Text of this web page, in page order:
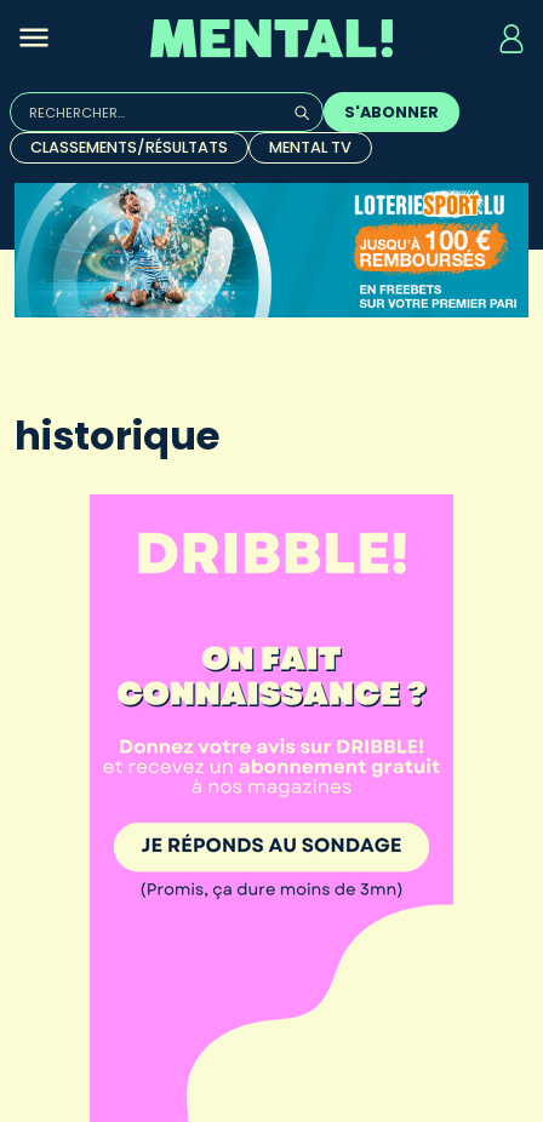
Rechercher :
Quand les résultats de l'auto-complétion sont
S'ABONNER
CLASSEMENTS/RÉSULTATS
MENTAL TV
historique